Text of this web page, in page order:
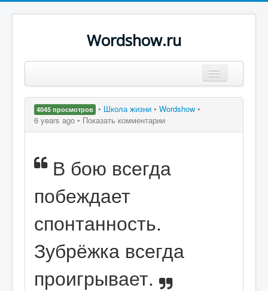
Wordshow.ru
Популярные цитаты
Поиск
4045 просмотров • Школа жизни • Wordshow •
6 years ago • Показать комментарии
В бою всегда
побеждает
спонтанность.
Зубрёжка всегда
проигрывает.